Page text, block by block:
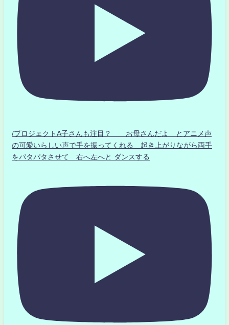
/プロジェクトA子さんも注目？ お母さんだよ とアニメ声
の可愛いらしい声で手を振ってくれる 起き上がりながら両手
をパタパタさせて 右へ左へと ダンスする